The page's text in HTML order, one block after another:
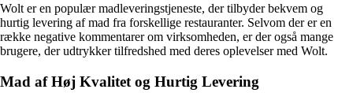
Wolt er en populær madleveringstjeneste, der tilbyder bekvem og
hurtig levering af mad fra forskellige restauranter. Selvom der er en
række negative kommentarer om virksomheden, er der også mange
brugere, der udtrykker tilfredshed med deres oplevelser med Wolt.
Mad af Høj Kvalitet og Hurtig Levering